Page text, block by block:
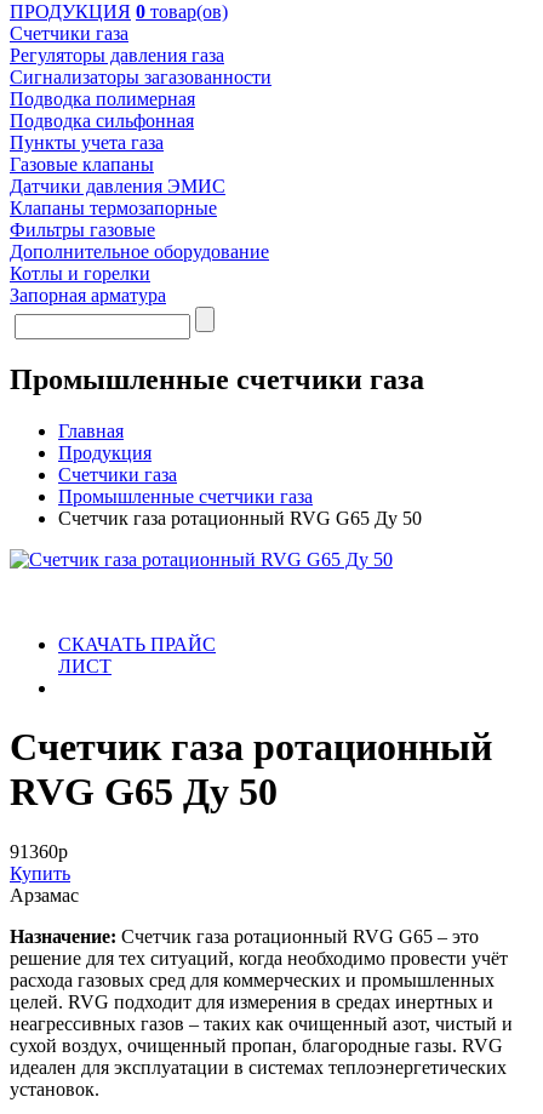
ПРОДУКЦИЯ 0 товар(ов)
Счетчики газа
Регуляторы давления газа
Сигнализаторы загазованности
Подводка полимерная
Подводка сильфонная
Пункты учета газа
Газовые клапаны
Датчики давления ЭМИС
Клапаны термозапорные
Фильтры газовые
Дополнительное оборудование
Котлы и горелки
Запорная арматура
Промышленные счетчики газа
Главная
Продукция
Счетчики газа
Промышленные счетчики газа
Счетчик газа ротационный RVG G65 Ду 50
СКАЧАТЬ ПРАЙС
ЛИСТ
Счетчик газа ротационный
RVG G65 Ду 50
91360р
Купить
Арзамас
Назначение: Счетчик газа ротационный RVG G65 – это
решение для тех ситуаций, когда необходимо провести учёт
расхода газовых сред для коммерческих и промышленных
целей. RVG подходит для измерения в средах инертных и
неагрессивных газов – таких как очищенный азот, чистый и
сухой воздух, очищенный пропан, благородные газы. RVG
идеален для эксплуатации в системах теплоэнергетических
установок.